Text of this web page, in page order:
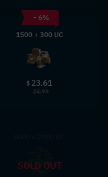
- 6%
1500 + 300 UC
$ 23.61
24.99
SOLD OUT